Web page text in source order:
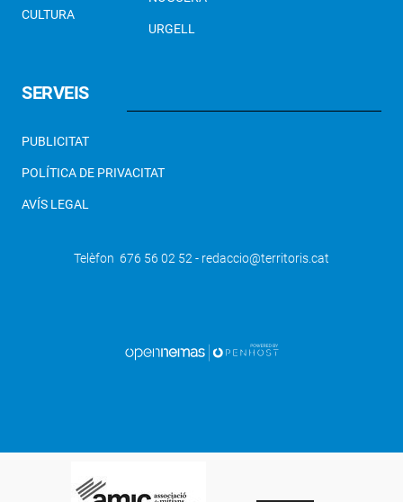
CULTURA
URGELL
SERVEIS
PUBLICITAT
POLÍTICA DE PRIVACITAT
AVÍS LEGAL
Telèfon 676 56 02 52 - redaccio@territoris.cat